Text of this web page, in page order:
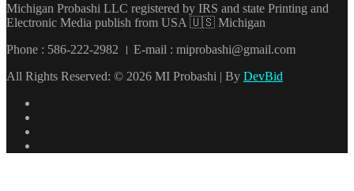
Michigan Probashi LLC registered by IRS and state Printing and
Electronic Media publish from USA 🇺🇸 Michigan
Phone : 586-222-2982 । E-mail : miprobashi@gmail.com
All Rights Reserved: © 2026 MI Probashi | By DevBid